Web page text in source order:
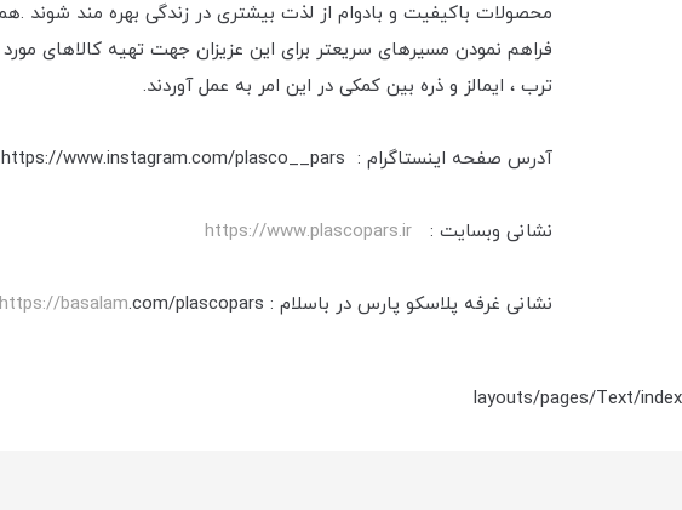
محصولات باکیفیت و بادوام از لذت بیشتری در زندگی بهره مند
فراهم نمودن مسیرهای سریعتر برای این عزیزان جهت تهیه کالاهای
ترب ، ایمالز و ذره بین کمکی در این امر به عمل آوردند.
آدرس صفحه اینستاگرام : https://www.instagram.com/plasco__pars
نشانی وبسایت : https://www.plascopars.ir
نشانی غرفه پلاسکو پارس در باسلام : https://basalam.com/plascopars
layouts/pages/Text/index